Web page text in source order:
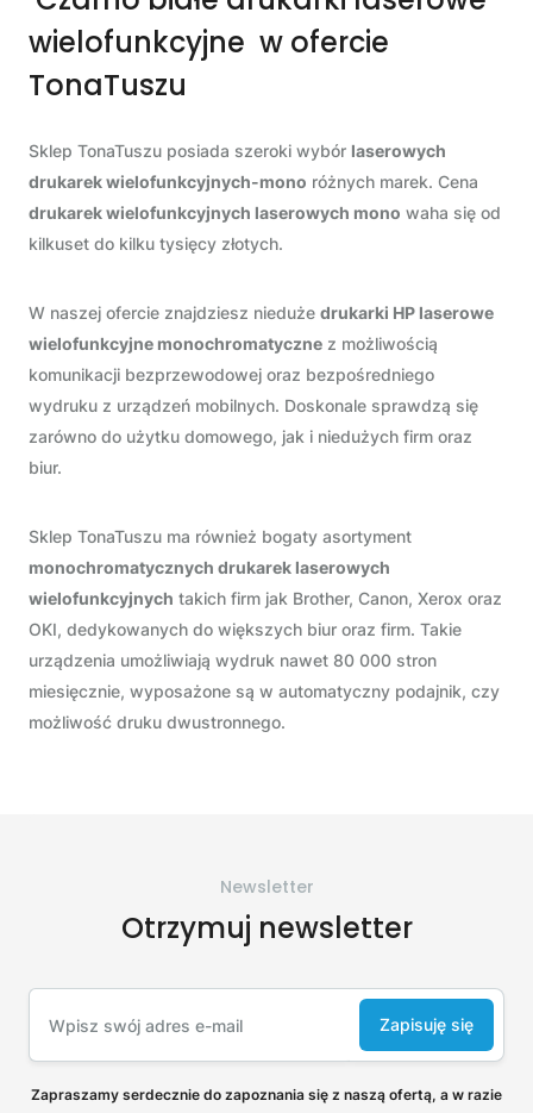
wielofunkcyjne w ofercie
TonaTuszu
Sklep TonaTuszu posiada szeroki wybór laserowych
drukarek wielofunkcyjnych-mono różnych marek. Cena
drukarek wielofunkcyjnych laserowych mono waha się od
kilkuset do kilku tysięcy złotych.
W naszej ofercie znajdziesz nieduże drukarki HP laserowe
wielofunkcyjne monochromatyczne z możliwością
komunikacji bezprzewodowej oraz bezpośredniego
wydruku z urządzeń mobilnych. Doskonale sprawdzą się
zarówno do użytku domowego, jak i niedużych firm oraz
biur.
Sklep TonaTuszu ma również bogaty asortyment
monochromatycznych drukarek laserowych
wielofunkcyjnych takich firm jak Brother, Canon, Xerox oraz
OKI, dedykowanych do większych biur oraz firm. Takie
urządzenia umożliwiają wydruk nawet 80 000 stron
miesięcznie, wyposażone są w automatyczny podajnik, czy
możliwość druku dwustronnego.
Newsletter
Otrzymuj newsletter
Zapisuję się
Zapraszamy serdecznie do zapoznania się z naszą ofertą, a w razie